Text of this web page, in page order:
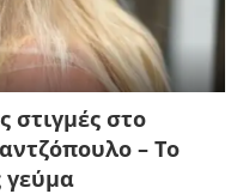
στιγμές στο
– Το
γεύμα